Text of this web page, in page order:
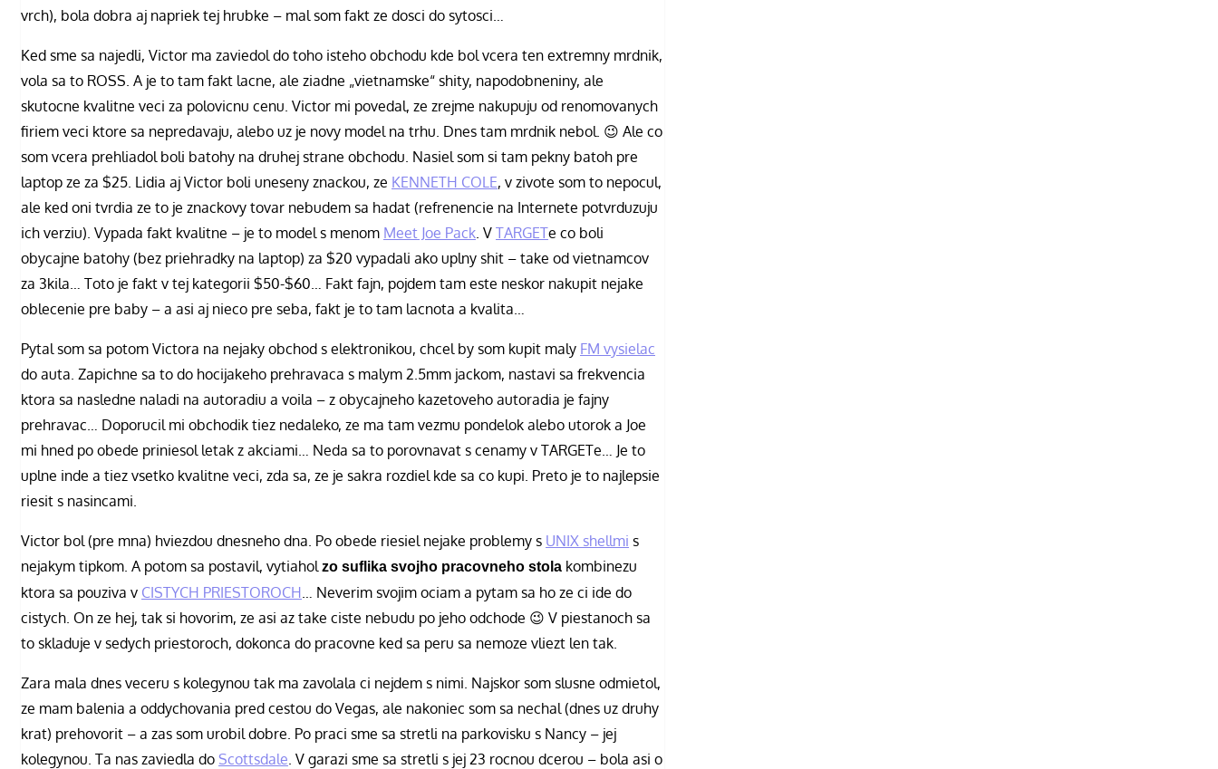
vrch), bola dobra aj napriek tej hrubke – mal som fakt ze dosci do sytosci…
Ked sme sa najedli, Victor ma zaviedol do toho isteho obchodu kde bol vcera ten extremny mrdnik,
vola sa to ROSS. A je to tam fakt lacne, ale ziadne „vietnamske“ shity, napodobneniny, ale
skutocne kvalitne veci za polovicnu cenu. Victor mi povedal, ze zrejme nakupuju od renomovanych
firiem veci ktore sa nepredavaju, alebo uz je novy model na trhu. Dnes tam mrdnik nebol. 😉 Ale co
som vcera prehliadol boli batohy na druhej strane obchodu. Nasiel som si tam pekny batoh pre
laptop ze za $25. Lidia aj Victor boli uneseny znackou, ze KENNETH COLE, v zivote som to nepocul,
ale ked oni tvrdia ze to je znackovy tovar nebudem sa hadat (refrenencie na Internete potvrduzuju
ich verziu). Vypada fakt kvalitne – je to model s menom Meet Joe Pack . V TARGETe co boli
obycajne batohy (bez priehradky na laptop) za $20 vypadali ako uplny shit – take od vietnamcov
za 3kila… Toto je fakt v tej kategorii $50-$60… Fakt fajn, pojdem tam este neskor nakupit nejake
oblecenie pre baby – a asi aj nieco pre seba, fakt je to tam lacnota a kvalita…
Pytal som sa potom Victora na nejaky obchod s elektronikou, chcel by som kupit maly FM vysielac
do auta. Zapichne sa to do hocijakeho prehravaca s malym 2.5mm jackom, nastavi sa frekvencia
ktora sa nasledne naladi na autoradiu a voila – z obycajneho kazetoveho autoradia je fajny
prehravac… Doporucil mi obchodik tiez nedaleko, ze ma tam vezmu pondelok alebo utorok a Joe
mi hned po obede priniesol letak z akciami… Neda sa to porovnavat s cenamy v TARGETe… Je to
uplne inde a tiez vsetko kvalitne veci, zda sa, ze je sakra rozdiel kde sa co kupi. Preto je to najlepsie
riesit s nasincami.
Victor bol (pre mna) hviezdou dnesneho dna. Po obede riesiel nejake problemy s UNIX shellmi s
nejakym tipkom. A potom sa postavil, vytiahol zo suflika svojho pracovneho stola kombinezu
ktora sa pouziva v CISTYCH PRIESTOROCH … Neverim svojim ociam a pytam sa ho ze ci ide do
cistych. On ze hej, tak si hovorim, ze asi az take ciste nebudu po jeho odchode 😉 V piestanoch sa
to skladuje v sedych priestoroch, dokonca do pracovne ked sa peru sa nemoze vliezt len tak.
Zara mala dnes veceru s kolegynou tak ma zavolala ci nejdem s nimi. Najskor som slusne odmietol,
ze mam balenia a oddychovania pred cestou do Vegas, ale nakoniec som sa nechal (dnes uz druhy
krat) prehovorit – a zas som urobil dobre. Po praci sme sa stretli na parkovisku s Nancy – jej
kolegynou. Ta nas zaviedla do Scottsdale . V garazi sme sa stretli s jej 23 rocnou dcerou – bola asi o